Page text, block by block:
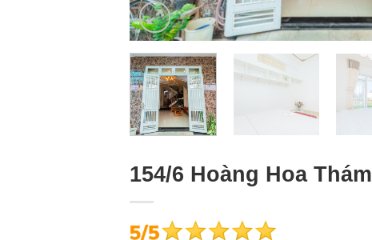
154/6 Hoàng Hoa Thám